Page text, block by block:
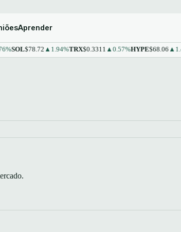
Aprender
SOL$78.72▲1.94%TRX$0.3311▲0.57%HYPE$68.06